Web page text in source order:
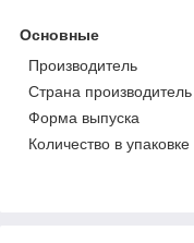
Основные
Производитель
Страна производитель
Форма выпуска
Количество в упаковке